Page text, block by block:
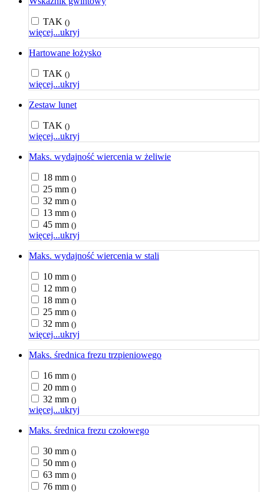
TAK ()
więcej...ukryj
Hartowane łożysko
TAK ()
więcej...ukryj
Zestaw lunet
TAK ()
więcej...ukryj
Maks. wydajność wiercenia w żeliwie
18 mm ()
25 mm ()
32 mm ()
13 mm ()
45 mm ()
więcej...ukryj
Maks. wydajność wiercenia w stali
10 mm ()
12 mm ()
18 mm ()
25 mm ()
32 mm ()
więcej...ukryj
Maks. średnica frezu trzpieniowego
16 mm ()
20 mm ()
32 mm ()
więcej...ukryj
Maks. średnica frezu czołowego
30 mm ()
50 mm ()
63 mm ()
76 mm ()